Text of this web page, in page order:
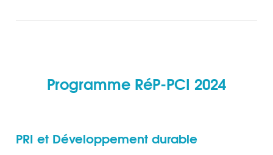
Programme RéP-PCI 2024
PRI et Développement durable